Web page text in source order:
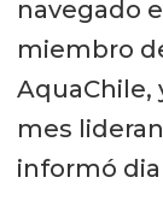
navegado
miembro
AquaChile,
mes
informó